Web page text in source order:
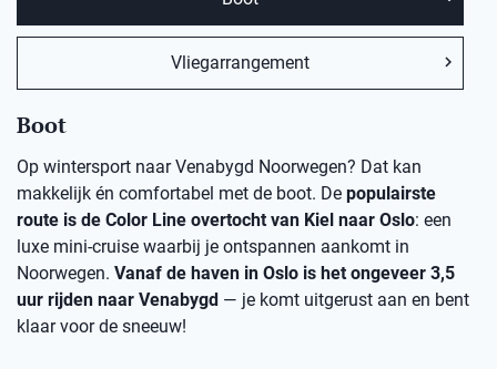
Vliegarrangement
Boot
Op wintersport naar Venabygd Noorwegen? Dat kan
makkelijk én comfortabel met de boot. De populairste
route is de Color Line overtocht van Kiel naar Oslo: een
luxe mini-cruise waarbij je ontspannen aankomt in
Noorwegen. Vanaf de haven in Oslo is het ongeveer 3,5
uur rijden naar Venabygd — je komt uitgerust aan en bent
klaar voor de sneeuw!